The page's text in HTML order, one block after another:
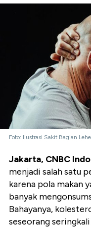
Foto: Ilustrasi Sakit Bagian
Jakarta, CNBC
menjadi salah satu
karena pola makan
banyak
Bahayanya,
seseorang